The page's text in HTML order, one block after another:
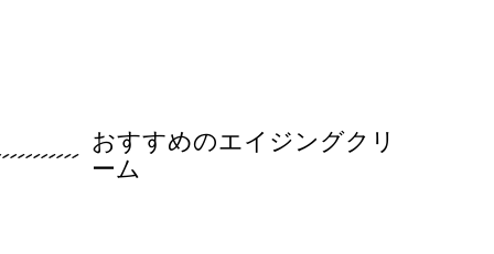
おすすめのエイジングクリ
ーム